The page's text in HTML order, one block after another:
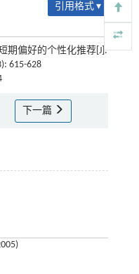
引用格式 ▾
期偏好的个性化推荐[J].
615-628
下一篇